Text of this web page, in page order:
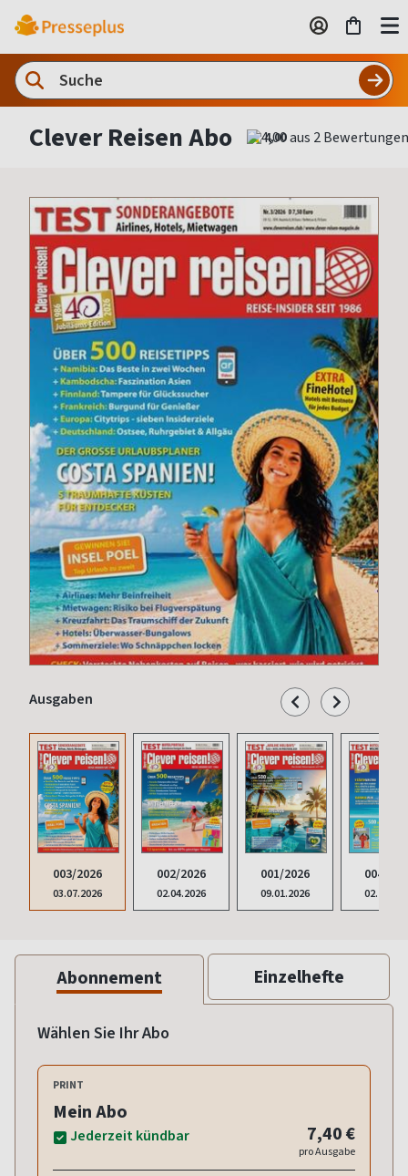
Clever Reisen Abo 4,00
Ausgaben
003/2026
03.07.2026
002/2026
02.04.2026
001/2026
09.01.2026
004/
Abonnement Einzelhefte
Wählen Sie Ihr Abo
PRINT
Mein Abo
Jederzeit kündbar 7,40 €
pro Ausgabe